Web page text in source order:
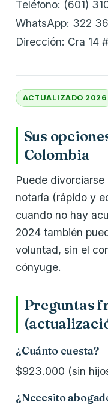
Teléfono: (601)
WhatsApp: 322
Dirección: Cra 14
ACTUALIZADO 2026
Sus
Colombia
Puede
notaría (rápido y
cuando no hay
2024 también
voluntad, sin el
cónyuge.
Preguntas
¿Cuánto cuesta?
$923.000 (sin
¿Necesito